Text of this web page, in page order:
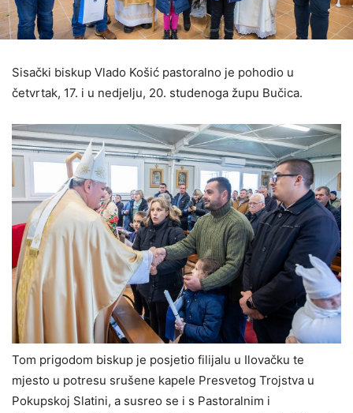
Sisački biskup Vlado Košić pastoralno je pohodio u
četvrtak, 17. i u nedjelju, 20. studenoga župu Bučica.
Tom prigodom biskup je posjetio filijalu u Ilovačku te
mjesto u potresu srušene kapele Presvetog Trojstva u
Pokupskoj Slatini, a susreo se i s Pastoralnim i